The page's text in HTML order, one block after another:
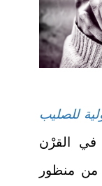
للصليب
في القرْن
منظور